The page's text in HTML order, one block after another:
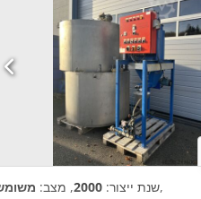
שנת ייצור: 2000, מצב: ,